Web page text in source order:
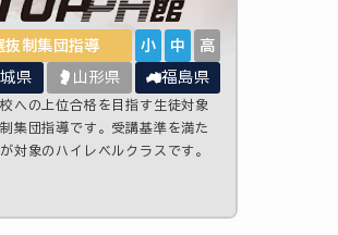
抜制集団指導 小 中 高
県 山形県 福島県
への上位合格を目指す生徒対象
集団指導です。受講基準を満た
対象のハイレベルクラスです。